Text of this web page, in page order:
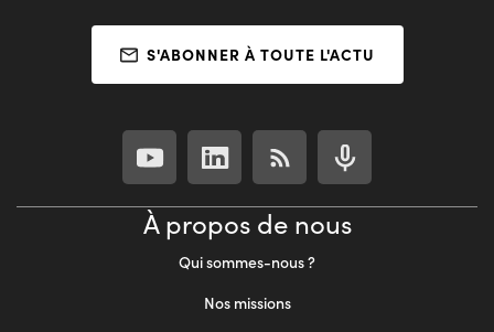
S'ABONNER À TOUTE L'ACTU
À propos de nous
Qui sommes-nous ?
Nos missions